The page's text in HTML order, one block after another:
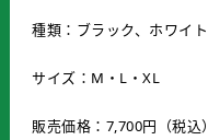
種類：ブラック、ホワイト
サイズ：M・L・XL
販売価格：7,700円（税込）